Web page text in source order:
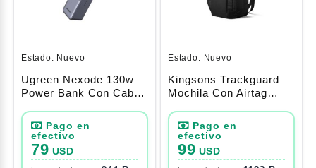
Estado: Nuevo
Ugreen Nexode 130w
Power Bank Con Cable
79 USD
Estado: Nuevo
Kingsons Trackguard
Mochila Con Airtag
99 USD